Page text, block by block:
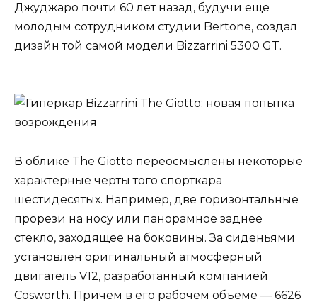
Джуджаро почти 60 лет назад, будучи еще
молодым сотрудником студии Bertone, создал
дизайн той самой модели Bizzarrini 5300 GT.
В облике The Giotto переосмыслены некоторые
характерные черты того спорткара
шестидесятых. Например, две горизонтальные
прорези на носу или панорамное заднее
стекло, заходящее на боковины. За сиденьями
установлен оригинальный атмосферный
двигатель V12, разработанный компанией
Cosworth. Причем в его рабочем объеме — 6626